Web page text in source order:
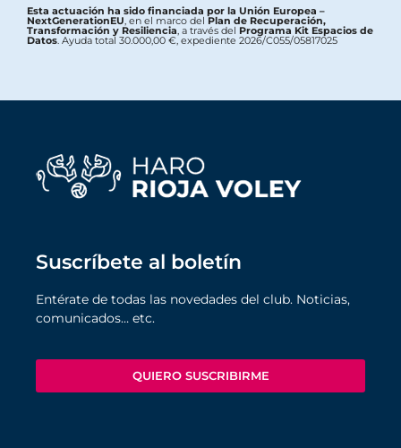
Esta actuación ha sido financiada por la Unión Europea –
NextGenerationEU, en el marco del Plan de Recuperación,
Transformación y Resiliencia, a través del Programa Kit Espacios de
Datos. Ayuda total 30.000,00 €, expediente 2026/C055/05817025
Suscríbete al boletín
Entérate de todas las novedades del club. Noticias,
comunicados… etc.
QUIERO SUSCRIBIRME